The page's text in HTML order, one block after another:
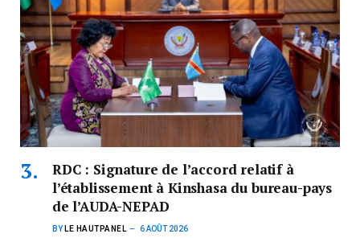
RDC : Signature de l’accord relatif à
l’établissement à Kinshasa du bureau-pays
de l’AUDA-NEPAD
BY LE HAUTPANEL 6 AOÛT 2026